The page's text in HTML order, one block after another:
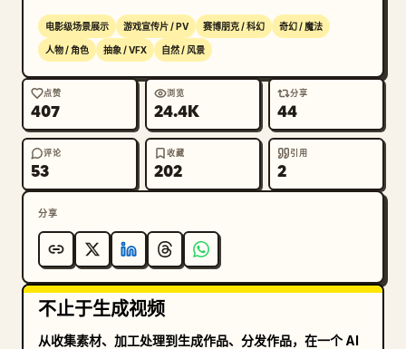
臂铠周围环绕着微弱的光芒。她的呼吸轻微牵动着身体。
突然，她的双眼燃起紫白色光芒，产生强烈的镜头光晕。
⸻
3–6s · 激活
一声低沉的耳语：“变形！”
她猛地甩动右臂。
紫色水晶般的电流从她的手臂中迸发。空气向内压缩，扭曲
电影级场景展示 游戏宣传片 / PV 赛博朋克 / 科幻 奇幻 / 魔法
人物 / 角色 抽象 / VFX 自然 / 风景
点赞
407
浏览
24.4K
分享
44
评论
53
收藏
202
引用
2
分享
不止于生成视频
从收集素材、加工处理到生成作品、分发作品，在一个 AI